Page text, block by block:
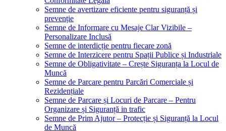
Semne de avertizare eficiente pentru siguranță și
prevenție
Semne de Informare cu Mesaje Clar Vizibile –
Personalizare Inclusă
Semne de interdicție pentru fiecare zonă
Semne de Interzicere pentru Spații Publice și Industriale
Semne de Obligativitate – Crește Siguranța la Locul de
Muncă
Semne de Parcare pentru Parcări Comerciale și
Rezidențiale
Semne de Parcare și Locuri de Parcare – Pentru
Organizare și Siguranță in trafic
Semne de Prim Ajutor – Protecție și Siguranță la Locul
de Muncă